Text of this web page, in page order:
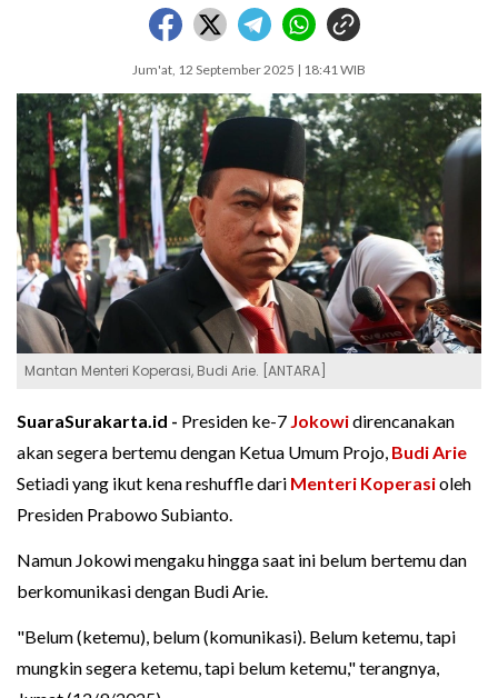
Jum'at, 12 September 2025 | 18:41 WIB
Mantan Menteri Koperasi, Budi Arie. [ANTARA]
SuaraSurakarta.id - Presiden ke-7 Jokowidirencanakan
akan segera bertemu dengan Ketua Umum Projo, Budi Arie
Setiadi yang ikut kena reshuffle dari Menteri Koperasioleh
Presiden Prabowo Subianto.
Namun Jokowi mengaku hingga saat ini belum bertemu dan
berkomunikasi dengan Budi Arie.
"Belum (ketemu), belum (komunikasi). Belum ketemu, tapi
mungkin segera ketemu, tapi belum ketemu," terangnya,